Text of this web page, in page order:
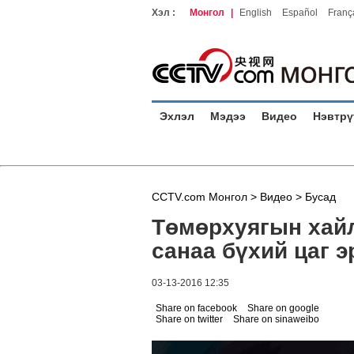
Хэл : Монгол English Español
Эхлэл Мэдээ Видео
CCTV.com Монгол > Видео > Бусад
Төмөрхуягын
санаа бүхий цаг
03-13-2016 12:35
Share on facebook
Share on google
Share on twitter
Share on sinaweibo